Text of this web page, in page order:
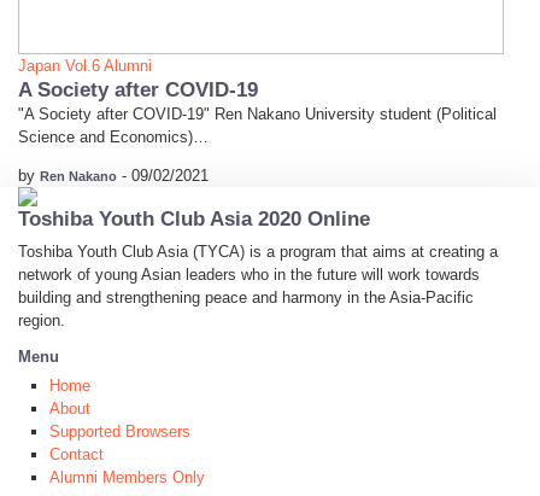
Japan Vol.6 Alumni
A Society after COVID-19
"A Society after COVID-19" Ren Nakano University student (Political
Science and Economics)…
by Ren Nakano - 09/02/2021
Toshiba Youth Club Asia 2020 Online
Toshiba Youth Club Asia (TYCA) is a program that aims at creating a
network of young Asian leaders who in the future will work towards
building and strengthening peace and harmony in the Asia-Pacific
region.
Menu
Home
About
Supported Browsers
Contact
Alumni Members Only